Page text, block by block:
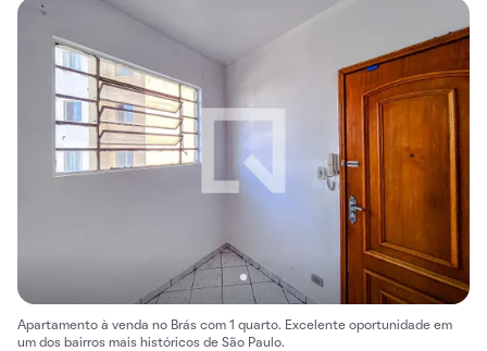
Apartamento à venda no Brás com 1 quarto. Excelente oportunidade em
um dos bairros mais históricos de São Paulo.